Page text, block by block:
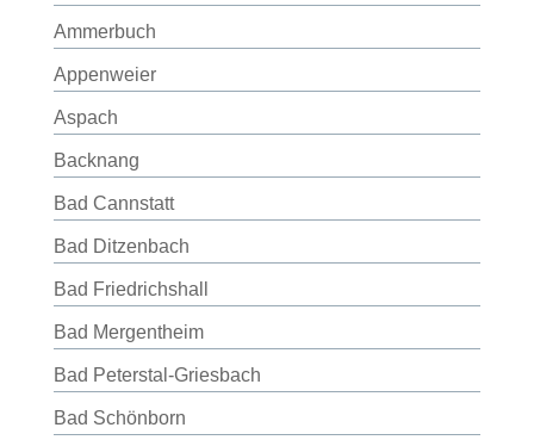
Ammerbuch
Appenweier
Aspach
Backnang
Bad Cannstatt
Bad Ditzenbach
Bad Friedrichshall
Bad Mergentheim
Bad Peterstal-Griesbach
Bad Schönborn